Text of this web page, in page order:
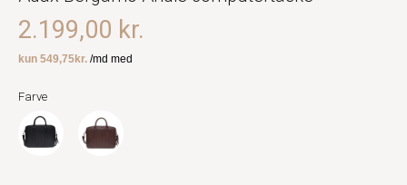
2.199,00 kr.
Farve